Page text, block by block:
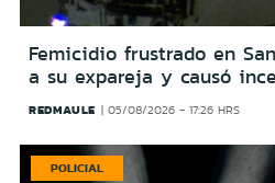
Femicidio frustrado en
a su expareja y causó
REDMAULE 05/08/2026 - 17:26 HRS
POLICIAL